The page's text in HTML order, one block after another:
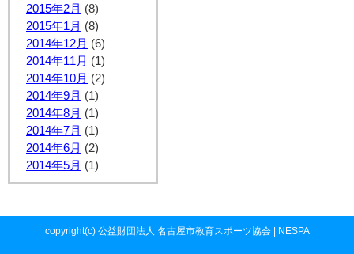
2015年2月 (8)
2015年1月 (8)
2014年12月 (6)
2014年11月 (1)
2014年10月 (2)
2014年9月 (1)
2014年8月 (1)
2014年7月 (1)
2014年6月 (2)
2014年5月 (1)
copyright(c) 公益財団法人 名古屋市教育スポーツ協会 | NESPA